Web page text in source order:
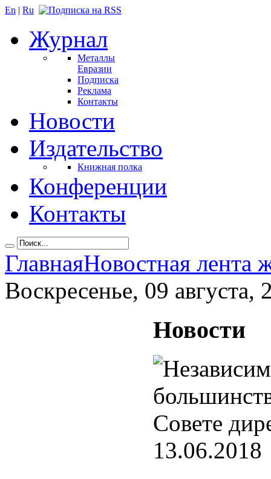
En | Ru
Журнал
Металлы
Евразии
Подписка
Реклама
Контакты
Новости
Издательство
Книжная полка
Конференции
Контакты
ГлавнаяНовостная лента
Воскресенье, 09 августа,
Новости
13.06.2018